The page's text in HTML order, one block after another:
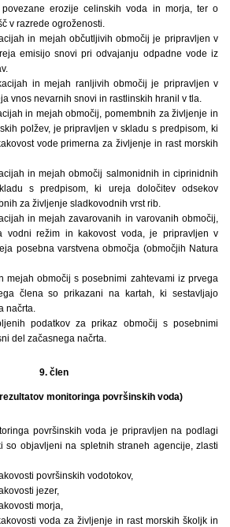
erozije celinskih voda in morja, ter o
v razrede ogroženosti.
in mejah občutljivih območij je pripravljen v
emisijo snovi pri odvajanju odpadne vode iz
in mejah ranljivih območij je pripravljen v
vnos nevarnih snovi in rastlinskih hranil v tla.
in mejah območij, pomembnih za življenje in
polžev, je pripravljen v skladu s predpisom, ki
vode primerna za življenje in rast morskih
in mejah območij salmonidnih in ciprinidnih
s predpisom, ki ureja določitev odsekov
za življenje sladkovodnih vrst rib.
in mejah zavarovanih in varovanih območij,
vodni režim in kakovost voda, je pripravljen v
posebna varstvena območja (območjih Natura
mejah območij s posebnimi zahtevami iz prvega
člena so prikazani na kartah, ki sestavljajo
načrta.
podatkov za prikaz območij s posebnimi
del začasnega načrta.
9. člen
monitoringa površinskih voda)
površinskih voda je pripravljen na podlagi
so objavljeni na spletnih straneh agencije, zlasti
površinskih vodotokov,
jezer,
morja,
voda za življenje in rast morskih školjk in